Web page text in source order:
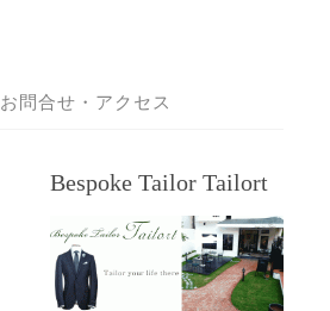
お問合せ・アクセス
Bespoke Tailor Tailort